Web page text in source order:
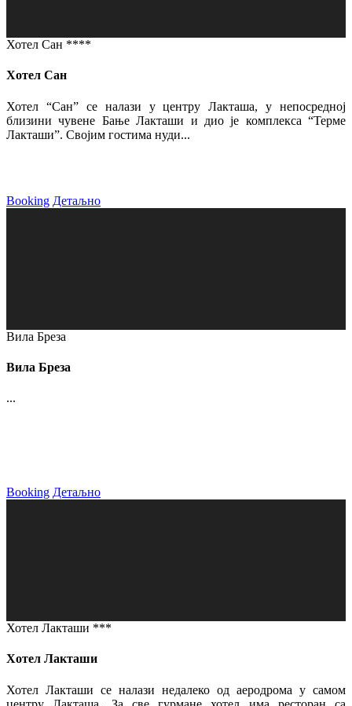
Хотел Сан ****
Хотел Сан
Хотел “Сан” се налази у центру Лакташа, у непосредној
близини чувене Бање Лакташи и дио је комплекса “Терме
Лакташи”. Својим гостима нуди...
Booking Детаљно
Вила Бреза
Вила Бреза
...
Booking Детаљно
Хотел Лакташи ***
Хотел Лакташи
Хотел Лакташи се налази недалеко од аеродрома у самом